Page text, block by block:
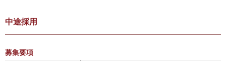
中途採用
募集要項